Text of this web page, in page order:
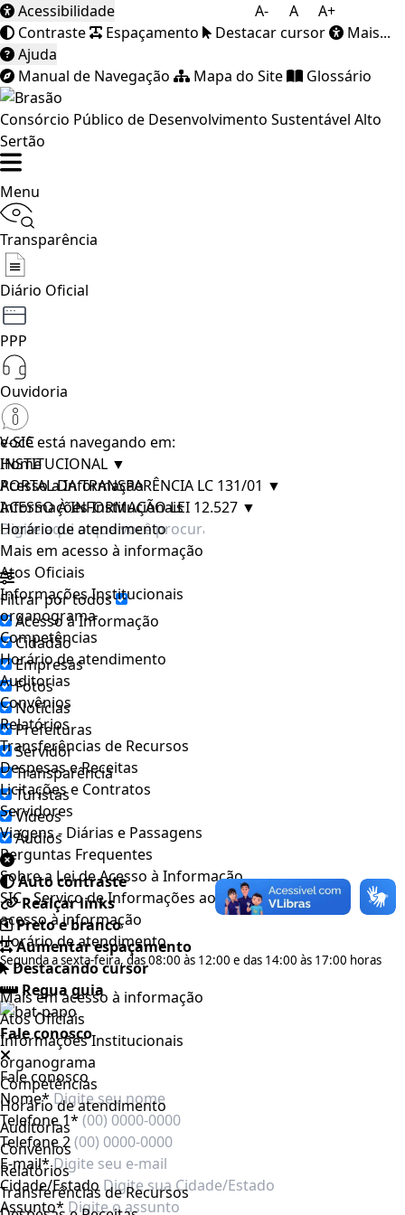
A- A A+
Acessibilidade
Contraste
Espaçamento Destacar cursor
Mais...
Ajuda
Manual de Navegação
Mapa do Site Glossário
Consórcio Público de Desenvolvimento Sustentável Alto
Sertão
Menu
Transparência
Diário Oficial
PPP
Ouvidoria
e-SIC
INSTITUCIONAL ▼
PORTAL DA TRANSPARÊNCIA LC 131/01 ▼
ACESSO À INFORMAÇÃO LEI 12.527 ▼
Filtrar por todos
Acesso à Informação
Cidadão
Empresas
Fotos
Notícias
Prefeituras
Servidor
Transparência
Turistas
Videos
Áudios
Auto contraste
Realçar links
Preto e branco
Aumentar espaçamento
Destacando cursor
Regua guia
Fale conosco
Fale conosco
Nome*
Telefone 1*
Telefone 2
E-mail*
Cidade/Estado
Assunto*
Você está navegando em:
Home
Acesso a Informação
Informações Institucionais
Horário de atendimento
Mais em acesso à informação
Atos Oficiais
Informações Institucionais
organograma
Competências
Horário de atendimento
Auditorias
Convênios
Relatórios
Transferências de Recursos
Despesas e Receitas
Licitações e Contratos
Servidores
Viagens - Diárias e Passagens
Perguntas Frequentes
Sobre a Lei de Acesso à Informação
SIC - Serviço de Informações ao Cidadão
acesso à informação
Horário de atendimento
Segunda a sexta-feira, das 08:00 às 12:00 e das 14:00 às 17:00 horas
Mais em acesso à informação
Atos Oficiais
Informações Institucionais
organograma
Competências
Horário de atendimento
Auditorias
Convênios
Relatórios
Transferências de Recursos